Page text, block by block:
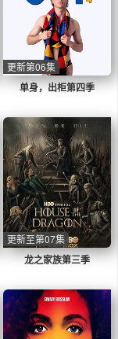
单身，出柜第四季
更新第06集
龙之家族第三季
更新至第07集